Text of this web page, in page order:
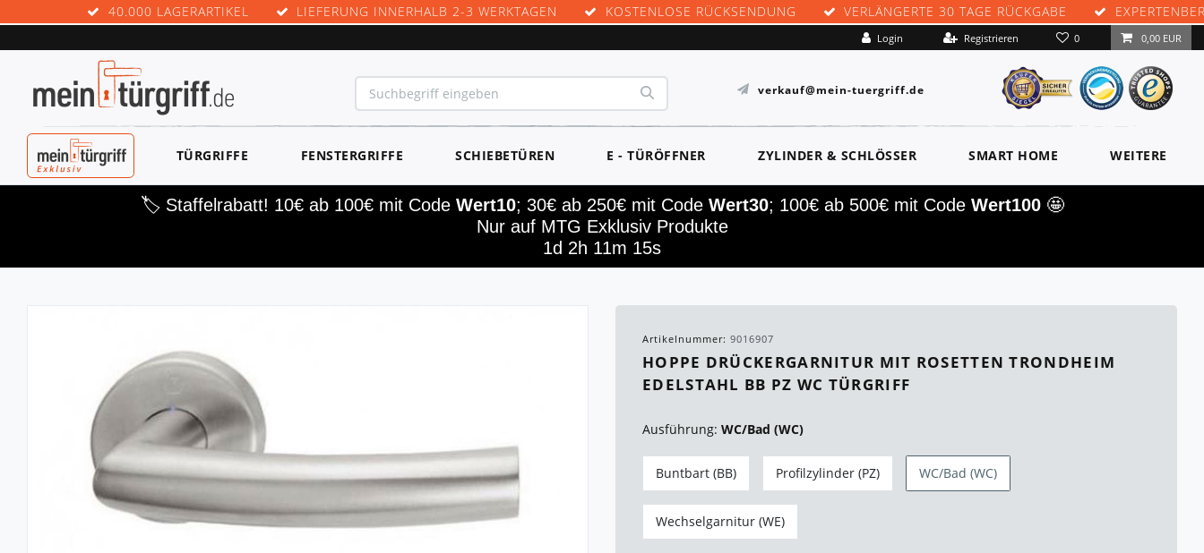
40.000 LAGERARTIKEL LIEFERUNG INNERHALB 2-3 WERKTAGEN KOSTENLOSE RÜCKSENDUNG VERLÄNGERTE 30 TAGE RÜCKGABE
Login Registrieren 0 0,00 EUR
verkauf@mein-tuergriff.de
MEINTÜRGRIF
F EXKLUSIV
TÜRGRIFFE FENSTERGRIFFE SCHIEBETÜREN E - TÜRÖFFNER ZYLINDER & SCHLÖSSER SMART HOME WEITERE
🏷️ Staffelrabatt! 10€ ab 100€ mit Code Wert10; 30€ ab 250€ mit Code Wert30; 100€ ab 500€ mit Code Wert100🤩
Nur auf MTG Exklusiv Produkte
1d 2h 11m 13s
Artikelnummer: 9016907
HOPPE DRÜCKERGARNITUR MIT ROSETTEN TRONDHEIM
EDELSTAHL BB PZ WC TÜRGRIFF
Ausführung: WC/Bad (WC)
Buntbart (BB) Profilzylinder (PZ) WC/Bad (WC)
Wechselgarnitur (WE)